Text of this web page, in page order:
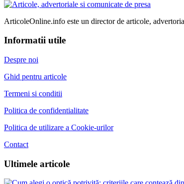
ArticoleOnline.info este un director de articole,
Informatii utile
Despre noi
Ghid pentru articole
Termeni si conditii
Politica de confidentialitate
Politica de utilizare a Cookie-urilor
Contact
Ultimele articole